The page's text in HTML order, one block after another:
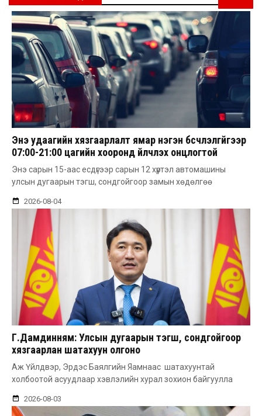
Энэ удаагийн хязгаарлалт ямар нэгэн бүсчлэлгүйгээр
07:00-21:00 цагийн хооронд үйлчлэх онцлогтой
Энэ сарын 15-аас есдүгээр сарын 12 хүртэл автомашины
улсын дугаарын тэгш, сондгойгоор замын хөдөлгөө
2026-08-04
Г.Дамдинням: Улсын дугаарын тэгш, сондгойгоор
хязгаарлан шатахуун олгоно
Аж Үйлдвэр, Эрдэс Баялгийн Яамнаас шатахуунтай
холбоотой асуудлаар хэвлэлийн хурал зохион байгуулла
2026-08-03